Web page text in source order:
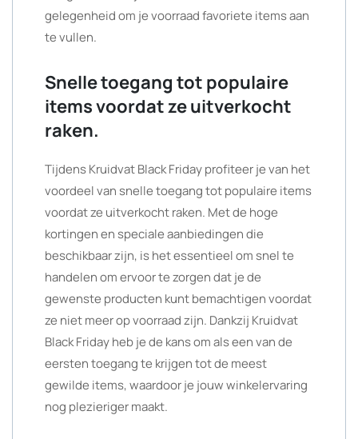
gelegenheid om je voorraad favoriete items aan
te vullen.
Snelle toegang tot populaire
items voordat ze uitverkocht
raken.
Tijdens Kruidvat Black Friday profiteer je van het
voordeel van snelle toegang tot populaire items
voordat ze uitverkocht raken. Met de hoge
kortingen en speciale aanbiedingen die
beschikbaar zijn, is het essentieel om snel te
handelen om ervoor te zorgen dat je de
gewenste producten kunt bemachtigen voordat
ze niet meer op voorraad zijn. Dankzij Kruidvat
Black Friday heb je de kans om als een van de
eersten toegang te krijgen tot de meest
gewilde items, waardoor je jouw winkelervaring
nog plezieriger maakt.